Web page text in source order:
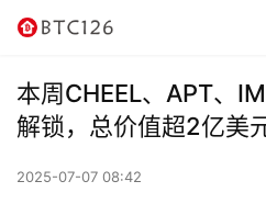
首
页
本周CHEEL、APT、
解锁，总价值超2亿美
2025-07-07 08:42